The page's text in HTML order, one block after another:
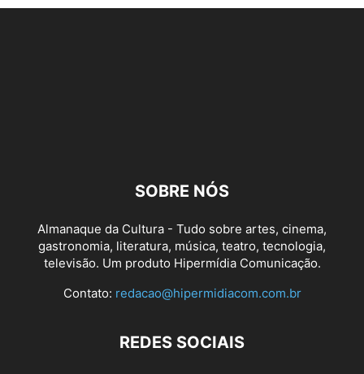
SOBRE NÓS
Almanaque da Cultura - Tudo sobre artes, cinema,
gastronomia, literatura, música, teatro, tecnologia,
televisão. Um produto Hipermídia Comunicação.
Contato: redacao@hipermidiacom.com.br
REDES SOCIAIS